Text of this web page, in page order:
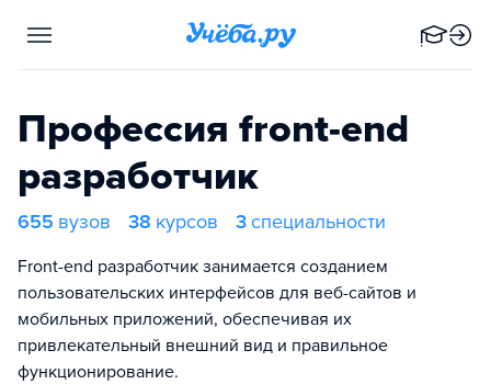
Профессия front-end
разработчик
655 вузов 38 курсов 3специальности
Front-end разработчик занимается созданием
пользовательских интерфейсов для веб-сайтов и
мобильных приложений, обеспечивая их
привлекательный внешний вид и правильное
функционирование.